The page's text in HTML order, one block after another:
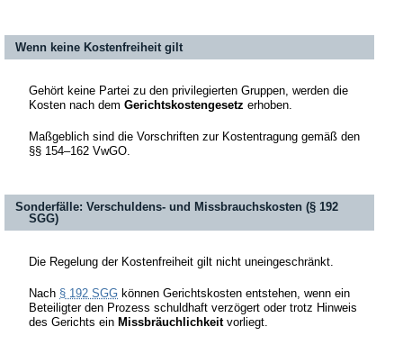
Wenn keine Kostenfreiheit gilt
Gehört keine Partei zu den privilegierten Gruppen, werden die
Kosten nach dem Gerichtskostengesetz erhoben.
Maßgeblich sind die Vorschriften zur Kostentragung gemäß den
§§ 154–162 VwGO.
Sonderfälle: Verschuldens- und Missbrauchskosten (§ 192
SGG)
Die Regelung der Kostenfreiheit gilt nicht uneingeschränkt.
Nach § 192 SGG können Gerichtskosten entstehen, wenn ein
Beteiligter den Prozess schuldhaft verzögert oder trotz Hinweis
des Gerichts ein Missbräuchlichkeitvorliegt.